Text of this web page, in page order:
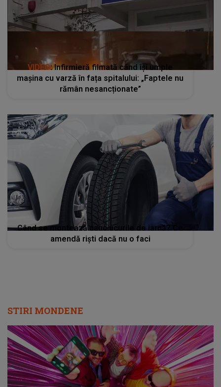
VIDEO: Infirmieră filmată când îşi umple
maşina cu varză în fața spitalului: „Faptele nu
rămân nesancționate”
Când se montează cauciucurile de iarnă? Ce
amendă riști dacă nu o faci
STIRI MONDENE